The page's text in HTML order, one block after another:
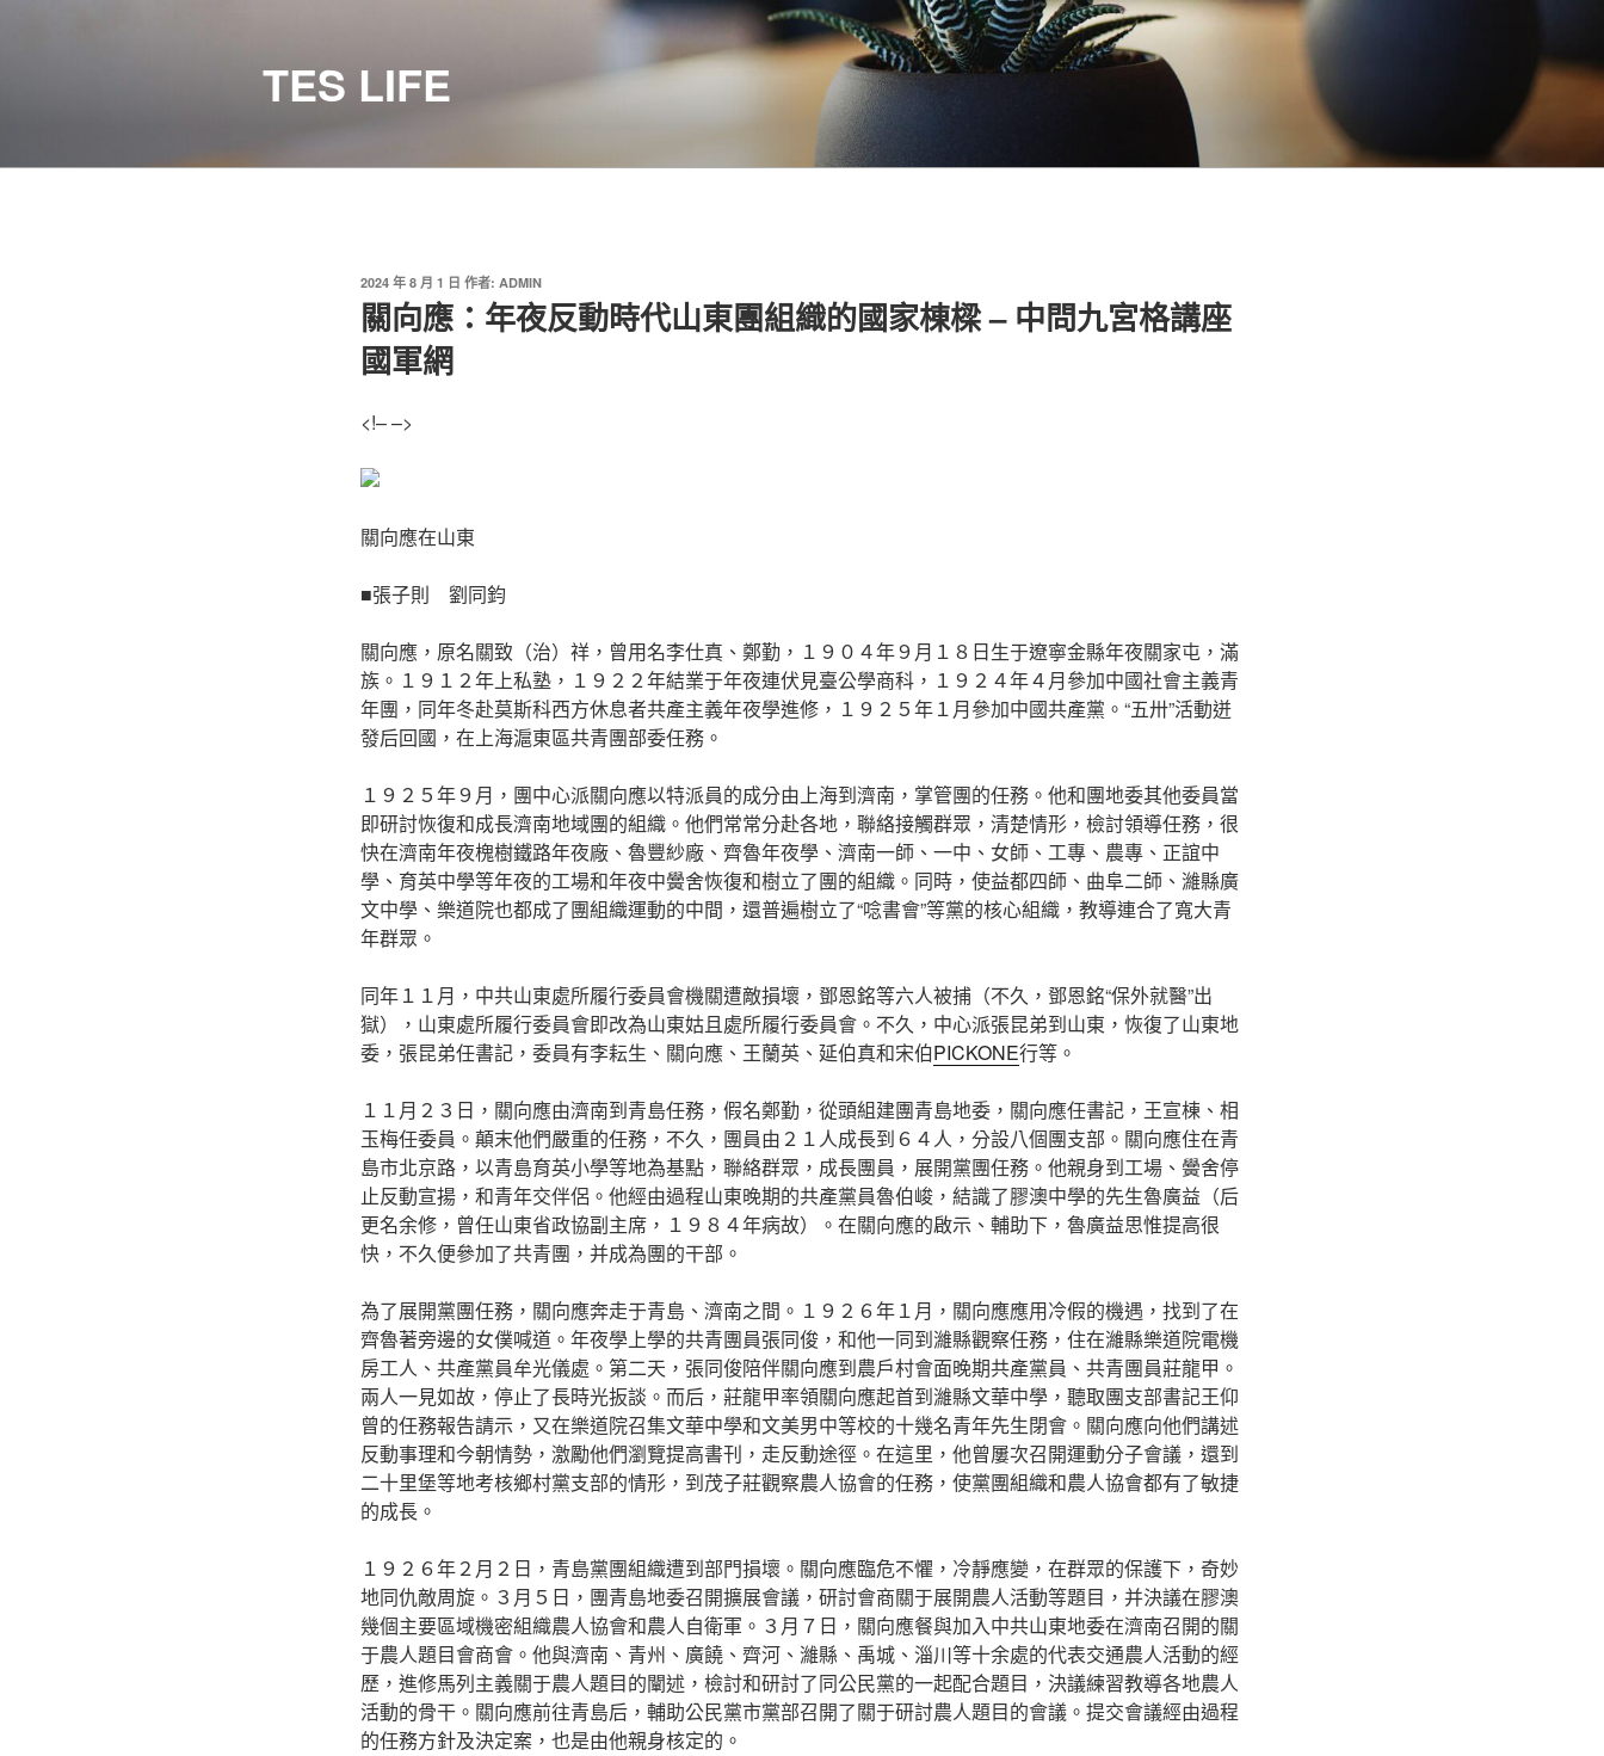
TES LIFE
發
佈
於
2024 年 8 月 1 日 作者: ADMIN
關向應：年夜反動時代山東團組織的國家棟樑 – 中問九宮格講座
國軍網
<!– –>
關向應在山東
■張子則 劉同鈞
關向應，原名關致（治）祥，曾用名李仕真、鄭勤，１９０４年９月１８日生于遼寧金縣年夜關家屯，滿
族。１９１２年上私塾，１９２２年結業于年夜連伏見臺公學商科，１９２４年４月參加中國社會主義青
年團，同年冬赴莫斯科西方休息者共產主義年夜學進修，１９２５年１月參加中國共產黨。“五卅”活動迸
發后回國，在上海滬東區共青團部委任務。
１９２５年９月，團中心派關向應以特派員的成分由上海到濟南，掌管團的任務。他和團地委其他委員當
即研討恢復和成長濟南地域團的組織。他們常常分赴各地，聯絡接觸群眾，清楚情形，檢討領導任務，很
快在濟南年夜槐樹鐵路年夜廠、魯豐紗廠、齊魯年夜學、濟南一師、一中、女師、工專、農專、正誼中
學、育英中學等年夜的工場和年夜中黌舍恢復和樹立了團的組織。同時，使益都四師、曲阜二師、濰縣廣
文中學、樂道院也都成了團組織運動的中間，還普遍樹立了“唸書會”等黨的核心組織，教導連合了寬大青
年群眾。
同年１１月，中共山東處所履行委員會機關遭敵損壞，鄧恩銘等六人被捕（不久，鄧恩銘“保外就醫”出
獄），山東處所履行委員會即改為山東姑且處所履行委員會。不久，中心派張昆弟到山東，恢復了山東地
委，張昆弟任書記，委員有李耘生、關向應、王蘭英、延伯真和宋伯PICKONE行等。
１１月２３日，關向應由濟南到青島任務，假名鄭勤，從頭組建團青島地委，關向應任書記，王宣棟、相
玉梅任委員。顛末他們嚴重的任務，不久，團員由２１人成長到６４人，分設八個團支部。關向應住在青
島市北京路，以青島育英小學等地為基點，聯絡群眾，成長團員，展開黨團任務。他親身到工場、黌舍停
止反動宣揚，和青年交伴侶。他經由過程山東晚期的共產黨員魯伯峻，結識了膠澳中學的先生魯廣益（后
更名余修，曾任山東省政協副主席，１９８４年病故）。在關向應的啟示、輔助下，魯廣益思惟提高很
快，不久便參加了共青團，并成為團的干部。
為了展開黨團任務，關向應奔走于青島、濟南之間。１９２６年１月，關向應應用冷假的機遇，找到了在
齊魯著旁邊的女僕喊道。年夜學上學的共青團員張同俊，和他一同到濰縣觀察任務，住在濰縣樂道院電機
房工人、共產黨員牟光儀處。第二天，張同俊陪伴關向應到農戶村會面晚期共產黨員、共青團員莊龍甲。
兩人一見如故，停止了長時光扳談。而后，莊龍甲率領關向應起首到濰縣文華中學，聽取團支部書記王仰
曾的任務報告請示，又在樂道院召集文華中學和文美男中等校的十幾名青年先生閉會。關向應向他們講述
反動事理和今朝情勢，激勵他們瀏覽提高書刊，走反動途徑。在這里，他曾屢次召開運動分子會議，還到
二十里堡等地考核鄉村黨支部的情形，到茂子莊觀察農人協會的任務，使黨團組織和農人協會都有了敏捷
的成長。
１９２６年２月２日，青島黨團組織遭到部門損壞。關向應臨危不懼，冷靜應變，在群眾的保護下，奇妙
地同仇敵周旋。３月５日，團青島地委召開擴展會議，研討會商關于展開農人活動等題目，并決議在膠澳
幾個主要區域機密組織農人協會和農人自衛軍。３月７日，關向應餐與加入中共山東地委在濟南召開的關
于農人題目會商會。他與濟南、青州、廣饒、齊河、濰縣、禹城、淄川等十余處的代表交通農人活動的經
歷，進修馬列主義關于農人題目的闡述，檢討和研討了同公民黨的一起配合題目，決議練習教導各地農人
活動的骨干。關向應前往青島后，輔助公民黨市黨部召開了關于研討農人題目的會議。提交會議經由過程
的任務方針及決定案，也是由他親身核定的。